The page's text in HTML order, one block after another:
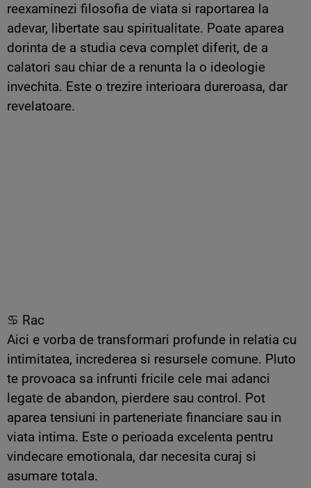
reexaminezi filosofia de viata si raportarea la
adevar, libertate sau spiritualitate. Poate aparea
dorinta de a studia ceva complet diferit, de a
calatori sau chiar de a renunta la o ideologie
invechita. Este o trezire interioara dureroasa, dar
revelatoare.
♋ Rac
Aici e vorba de transformari profunde in relatia cu
intimitatea, increderea si resursele comune. Pluto
te provoaca sa infrunti fricile cele mai adanci
legate de abandon, pierdere sau control. Pot
aparea tensiuni in parteneriate financiare sau in
viata intima. Este o perioada excelenta pentru
vindecare emotionala, dar necesita curaj si
asumare totala.